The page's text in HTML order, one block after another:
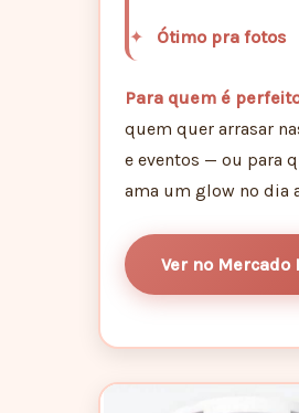
Ótimo pra fotos
Para quem é
quem quer arrasar
e eventos — ou para
ama um glow no dia
Ver no Mercado